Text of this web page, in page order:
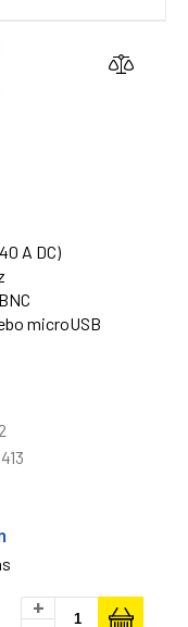
A DC)
microUSB
+